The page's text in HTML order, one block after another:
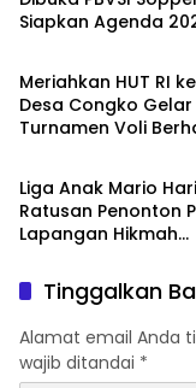
Siapkan Agenda
Olahraga
Meriahkan HUT RI
Desa Congko Gelar
Turnamen Voli
Olahraga
Liga Anak Mario
Ratusan Penonton
Lapangan Hikmah
Sajikan Gol-Gol
Spektakuler
Tinggalkan
Alamat email Anda
wajib ditandai *